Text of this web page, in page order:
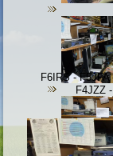
F6IRS -
F4JZZ